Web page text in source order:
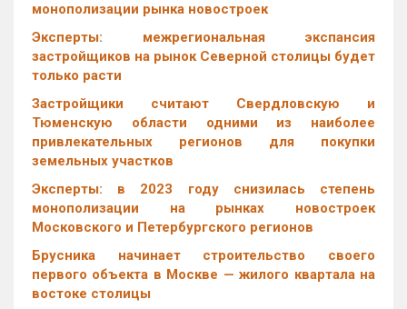
монополизации рынка новостроек
Эксперты: межрегиональная экспансия
застройщиков на рынок Северной столицы будет
только расти
Застройщики считают Свердловскую и
Тюменскую области одними из наиболее
привлекательных регионов для покупки
земельных участков
Эксперты: в 2023 году снизилась степень
монополизации на рынках новостроек
Московского и Петербургского регионов
Брусника начинает строительство своего
первого объекта в Москве — жилого квартала на
востоке столицы